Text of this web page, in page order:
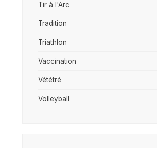
Tir à l'Arc
Tradition
Triathlon
Vaccination
Vététré
Volleyball